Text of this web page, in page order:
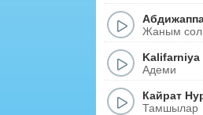
Жаным сол
Kalifarniya
Адеми
Кайрат
Тамшылар